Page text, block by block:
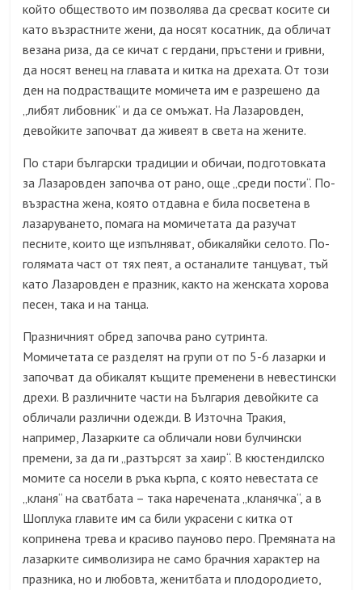
който обществото им позволява да сресват косите си
като възрастните жени, да носят косатник, да обличат
везана риза, да се кичат с гердани, пръстени и гривни,
да носят венец на главата и китка на дрехата. От този
ден на подрастващите момичета им е разрешено да
„либят либовник“ и да се омъжат. На Лазаровден,
девойките започват да живеят в света на жените.
По стари български традиции и обичаи, подготовката
за Лазаровден започва от рано, още „среди пости“. По-
възрастна жена, която отдавна е била посветена в
лазаруването, помага на момичетата да разучат
песните, които ще изпълняват, обикаляйки селото. По-
голямата част от тях пеят, а останалите танцуват, тъй
като Лазаровден е празник, както на женската хорова
песен, така и на танца.
Празничният обред започва рано сутринта.
Момичетата се разделят на групи от по 5-6 лазарки и
започват да обикалят къщите пременени в невестински
дрехи. В различните части на България девойките са
обличали различни одежди. В Източна Тракия,
например, Лазарките са обличали нови булчински
премени, за да ги „разтърсят за хаир“. В кюстендилско
момите са носели в ръка кърпа, с която невестата се
„кланя“ на сватбата – така наречената „кланячка“, а в
Шоплука главите им са били украсени с китка от
копринена трева и красиво пауново перо. Премяната на
лазарките символизира не само брачния характер на
празника, но и любовта, женитбата и плодородието,